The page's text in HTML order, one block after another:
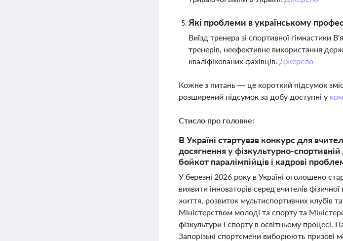
Які проблеми в українському
Виїзд тренера зі спортивної гімнастики
тренерів, неефективне використання
кваліфікованих фахівців. Джерело
Кожне з питань — це короткий підсумок
розширений підсумок за добу доступні у
Стисло про головне:
В Україні стартував конкурс для
досягнення у фізкультурно-
бойкот паралімпійців і кадрові
У березні 2026 року в Україні оголошено
виявити інноваторів серед вчителів
життя, розвиток мультиспортивних клубів
Міністерством молоді та спорту та
фізкультури і спорту в освітньому процесі.
Запорізькі спортсмени виборюють призові